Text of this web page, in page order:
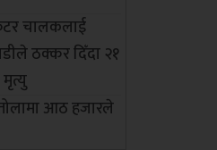
चालकलाई
ठक्कर दिँदा २१
आठ हजारले